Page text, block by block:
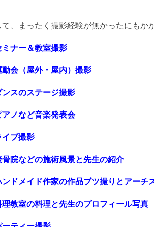
て、まったく撮影経験が無かったにもか
ミナー＆教室撮影
動会（屋外・屋内）撮影
ンスのステージ撮影
アノなど音楽発表会
イブ撮影
骨院などの施術風景と先生の紹介
ンドメイド作家の作品ブツ撮りとアーチ
理教室の料理と先生のプロフィール写真